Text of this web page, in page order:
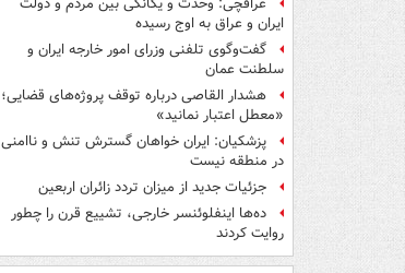
عراقچی: وحدت و یگانگی بین مردم و دولت
ایران و عراق به اوج رسیده
گفت‌وگوی تلفنی وزرای امور خارجه ایران و
سلطنت عمان
هشدار القاصی درباره توقف پروژه‌های قضایی؛
«معطل اعتبار نمانید»
پزشکیان: ایران خواهان گسترش تنش و ناامنی
در منطقه نیست
جزئیات جدید از میزان تردد زائران اربعین
ده‌ها اینفلوئنسر خارجی، تشییع قرن را چطور
روایت کردند